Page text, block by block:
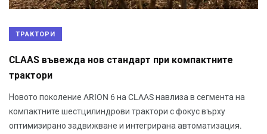
ТРАКТОРИ
CLAAS въвежда нов стандарт при компактните
трактори
Новото поколение ARION 6 на CLAAS навлиза в сегмента на
компактните шестцилиндрови трактори с фокус върху
оптимизирано задвижване и интегрирана автоматизация.